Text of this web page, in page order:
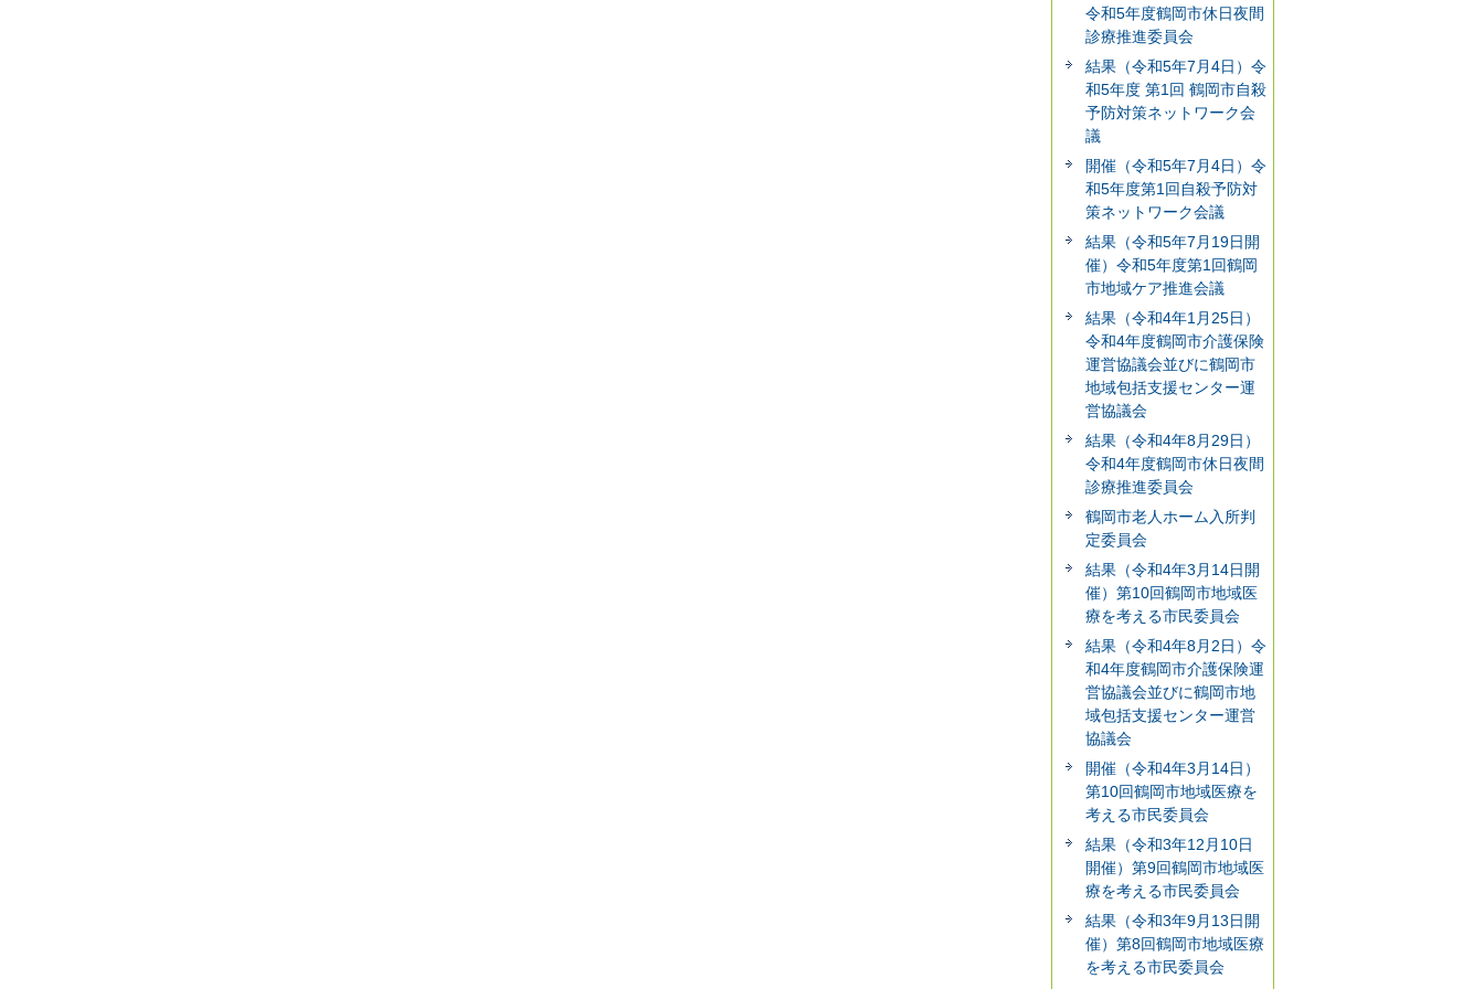
令和5年度鶴岡市休日夜間
診療推進委員会
結果（令和5年7月4日）令
和5年度 第1回 鶴岡市自殺
予防対策ネットワーク会
議
開催（令和5年7月4日）令
和5年度第1回自殺予防対
策ネットワーク会議
結果（令和5年7月19日開
催）令和5年度第1回鶴岡
市地域ケア推進会議
結果（令和4年1月25日）
令和4年度鶴岡市介護保険
運営協議会並びに鶴岡市
地域包括支援センター運
営協議会
結果（令和4年8月29日）
令和4年度鶴岡市休日夜間
診療推進委員会
鶴岡市老人ホーム入所判
定委員会
結果（令和4年3月14日開
催）第10回鶴岡市地域医
療を考える市民委員会
結果（令和4年8月2日）令
和4年度鶴岡市介護保険運
営協議会並びに鶴岡市地
域包括支援センター運営
協議会
開催（令和4年3月14日）
第10回鶴岡市地域医療を
考える市民委員会
結果（令和3年12月10日
開催）第9回鶴岡市地域医
療を考える市民委員会
結果（令和3年9月13日開
催）第8回鶴岡市地域医療
を考える市民委員会